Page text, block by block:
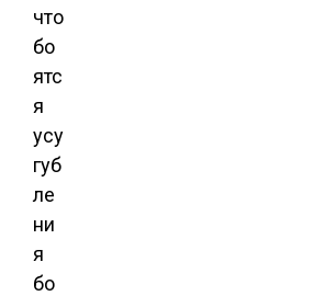
что
бо
ятс
я
усу
губ
ле
ни
я
бо